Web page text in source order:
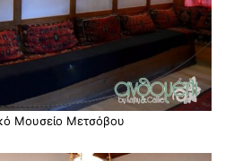
Μουσείο Μετσόβου